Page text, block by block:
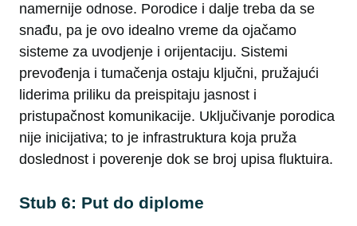
namernije odnose. Porodice i dalje treba da se
snađu, pa je ovo idealno vreme da ojačamo
sisteme za uvodjenje i orijentaciju. Sistemi
prevođenja i tumačenja ostaju ključni, pružajući
liderima priliku da preispitaju jasnost i
pristupačnost komunikacije. Uključivanje porodica
nije inicijativa; to je infrastruktura koja pruža
doslednost i poverenje dok se broj upisa fluktuira.
Stub 6: Put do diplome